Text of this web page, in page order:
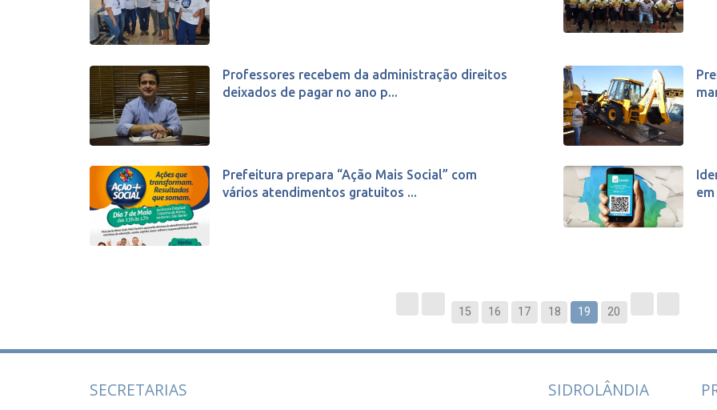
Professores recebem da administração direitos
deixados de pagar no ano p...
Prefeitura prepara “Ação Mais Social” com
vários atendimentos gratuitos ...
15 16 17 18 19 20
SECRETARIAS SIDROLÂNDIA